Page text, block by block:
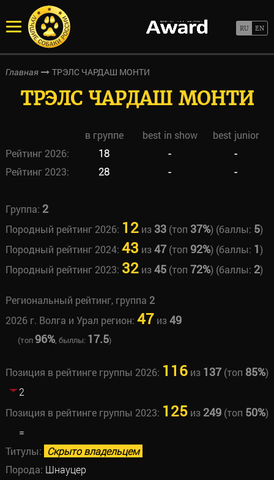
Главная ТРЭЛС ЧАРДАШ МОНТИ
ТРЭЛС ЧАРДАШ МОНТИ
в группе best in show
best junior
Рейтинг 2026:
18 -
-
Рейтинг 2023:
28 - -
Группа: 2
Породный рейтинг 2026: 12из 33(топ 37%) (баллы: 5)
Породный рейтинг 2024: 43 из47(топ 92%) (баллы: 1)
Породный рейтинг 2023: 32из45(топ 72%) (баллы: 2)
Региональный рейтинг, группа 2
2026 г. Волга и Урал регион: 47 из49
(топ96%, быллы: 17.5)
Позиция в рейтинге группы 2026: 116из 137(топ 85%)
2
Позиция в рейтинге группы 2023: 125из 249(топ 50%)
=
Титулы: Скрыто владельцем
Порода: Шнауцер